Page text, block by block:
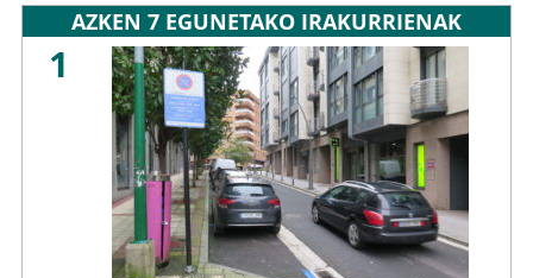
AZKEN 7 EGUNETAKO IRAKURRIENAK
1